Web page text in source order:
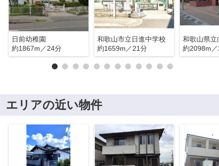
日前幼稚園
約1867m／24分
和歌山市立日進中学校
約1659m／21分
和歌山県立
約2098m
エリアの近い物件